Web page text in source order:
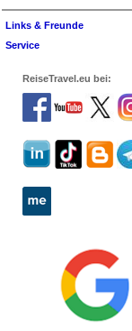
Links & Freunde
Service
ReiseTravel.eu bei: